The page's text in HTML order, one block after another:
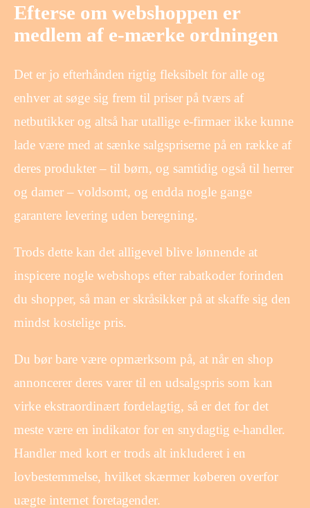
Efterse om webshoppen er
medlem af e-mærke ordningen
Det er jo efterhånden rigtig fleksibelt for alle og
enhver at søge sig frem til priser på tværs af
netbutikker og altså har utallige e-firmaer ikke kunne
lade være med at sænke salgspriserne på en række af
deres produkter – til børn, og samtidig også til herrer
og damer – voldsomt, og endda nogle gange
garantere levering uden beregning.
Trods dette kan det alligevel blive lønnende at
inspicere nogle webshops efter rabatkoder forinden
du shopper, så man er skråsikker på at skaffe sig den
mindst kostelige pris.
Du bør bare være opmærksom på, at når en shop
annoncerer deres varer til en udsalgspris som kan
virke ekstraordinært fordelagtig, så er det for det
meste være en indikator for en snydagtig e-handler.
Handler med kort er trods alt inkluderet i en
lovbestemmelse, hvilket skærmer køberen overfor
uægte internet foretagender.